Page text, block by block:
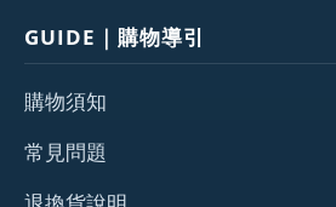
GUIDE｜購物導引
購物須知
常見問題